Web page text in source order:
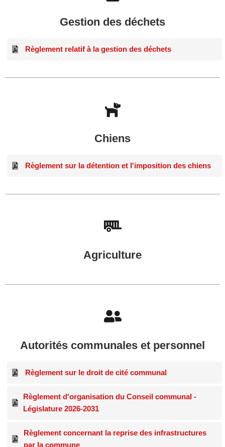
Gestion des déchets
Règlement relatif à la gestion des déchets
Chiens
Règlement sur la détention et l'imposition des chiens
Agriculture
Autorités communales et personnel
Règlement sur le droit de cité communal
Règlement d'organisation du Conseil communal -
Législature 2026-2031
Règlement concernant la reprise des infrastructures
par la commune